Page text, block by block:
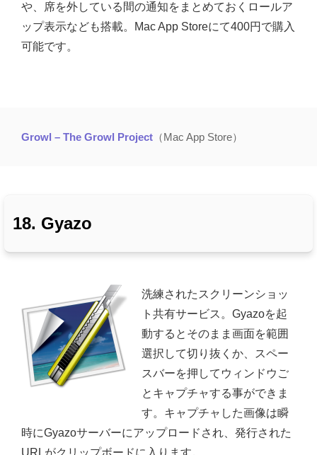
や、席を外している間の通知をまとめておくロールア
ップ表示なども搭載。Mac App Storeにて400円で購入
可能です。
Growl – The Growl Project （Mac App Store）
18. Gyazo
洗練されたスクリーンショッ
ト共有サービス。Gyazoを起
動するとそのまま画面を範囲
選択して切り抜くか、スペー
スバーを押してウィンドウご
とキャプチャする事ができま
す。キャプチャした画像は瞬
時にGyazoサーバーにアップロードされ、発行された